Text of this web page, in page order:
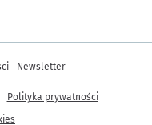
Newsletter
Polityka prywatności